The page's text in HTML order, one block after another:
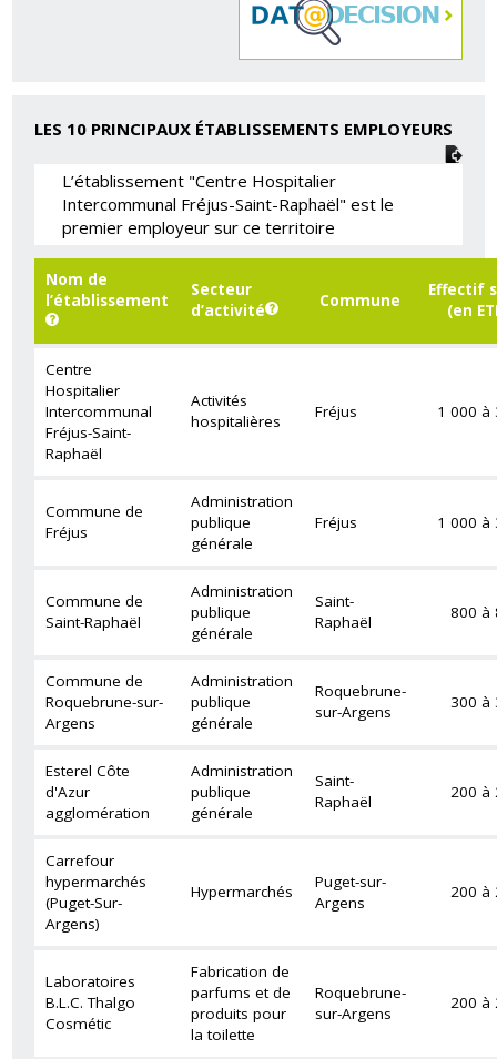
LES 10 PRINCIPAUX ÉTABLISSEMENTS EMPLOYEURS
L’établissement "Centre Hospitalier
Intercommunal Fréjus-Saint-Raphaël" est le
premier employeur sur ce territoire
Nom de
l’établissement
Secteur
d’activité
Commune
Effectif
(en
Centre
Hospitalier
Intercommunal
Fréjus-Saint-
Raphaël
Activités
hospitalières
Fréjus 1 000 à
Commune de
Fréjus
Administration
publique
générale
Fréjus 1 000 à
Commune de
Saint-Raphaël
Administration
publique
générale
Saint-
Raphaël
800 à
Commune de
Roquebrune-sur-
Argens
Administration
publique
générale
Roquebrune-
sur-Argens
300 à
Esterel Côte
d'Azur
agglomération
Administration
publique
générale
Saint-
Raphaël
200 à
Carrefour
hypermarchés
(Puget-Sur-
Argens)
Hypermarchés
Puget-sur-
Argens
200 à
Laboratoires
B.L.C. Thalgo
Cosmétic
Fabrication de
parfums et de
produits pour
la toilette
Roquebrune-
sur-Argens
200 à